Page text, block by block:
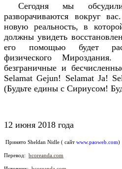
Сегодня мы
разворачиваются вокруг
новую реальность, в
должны увидеть
его помощью будет
физического
безграничные и
Selamat Gejun! Selamat Ja!
(Будьте едины с Сириусом!
12 июня 2018 года
Принято Sheldan Nidle ( сайт www.paoweb.com)
Перевод: bcoreanda.com